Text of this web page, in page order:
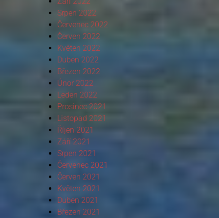
Srpen 2022
Červenec 2022
Červen 2022
Květen 2022
Duben 2022
Březen 2022
Únor 2022
Leden 2022
Prosinec 2021
Listopad 2021
Říjen 2021
Září 2021
Srpen 2021
Červenec 2021
Červen 2021
Květen 2021
Duben 2021
Březen 2021